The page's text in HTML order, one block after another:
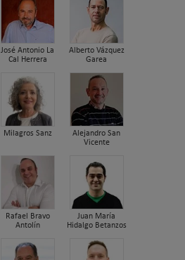
José Antonio La
Cal Herrera
Alberto Vázquez
Garea
Milagros Sanz
Alejandro San
Vicente
Rafael Bravo
Antolín
Juan María
Hidalgo Betanzos